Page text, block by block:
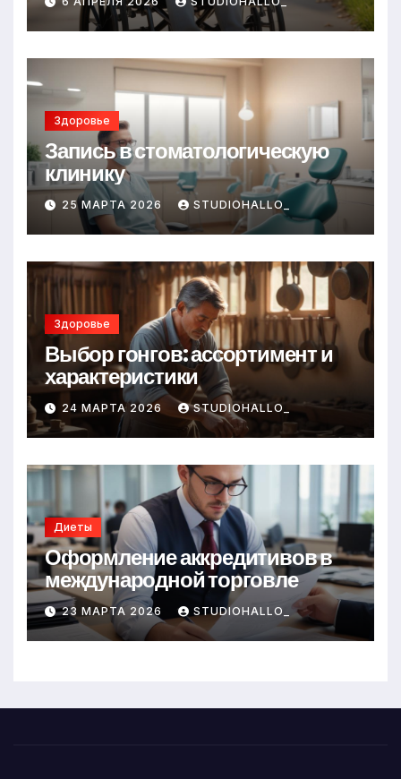
Здоровье
Запись в стоматологическую
клинику
25 МАРТА 2026 STUDIOHALLO_
Здоровье
Выбор гонгов: ассортимент и
характеристики
24 МАРТА 2026 STUDIOHALLO_
Диеты
Оформление аккредитивов в
международной торговле
23 МАРТА 2026 STUDIOHALLO_